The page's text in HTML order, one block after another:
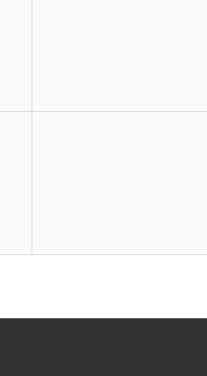
我们公司能够根据客户需求